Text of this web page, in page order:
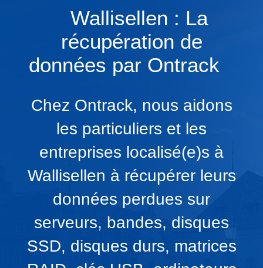
Wallisellen : La
récupération de
données par Ontrack
Chez Ontrack, nous aidons
les particuliers et les
entreprises localisé(e)s à
Wallisellen à récupérer leurs
données perdues sur
serveurs, bandes, disques
SSD, disques durs, matrices